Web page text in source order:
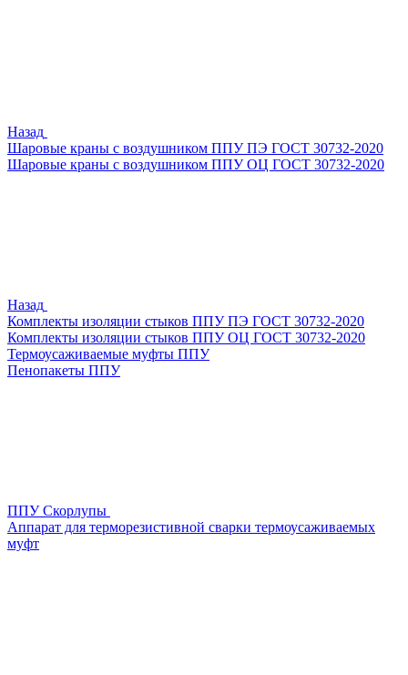
Назад
Шаровые краны с воздушником ППУ ПЭ ГОСТ 30732-2020
Шаровые краны с воздушником ППУ ОЦ ГОСТ 30732-2020
Назад
Комплекты изоляции стыков ППУ ПЭ ГОСТ 30732-2020
Комплекты изоляции стыков ППУ ОЦ ГОСТ 30732-2020
Термоусаживаемые муфты ППУ
Пенопакеты ППУ
ППУ Скорлупы
Аппарат для терморезистивной сварки термоусаживаемых
муфт